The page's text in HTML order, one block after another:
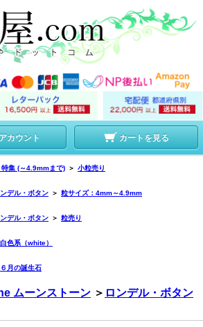
カウント カートを見る
集 (～4.9mmまで) ＞ 小粒売り
デル・ボタン ＞ 粒サイズ：4mm～4.9mm
デル・ボタン ＞ 粒売り
白色系（white）
６月の誕生石
ムーンストーン ＞ ロンデル・ボタン